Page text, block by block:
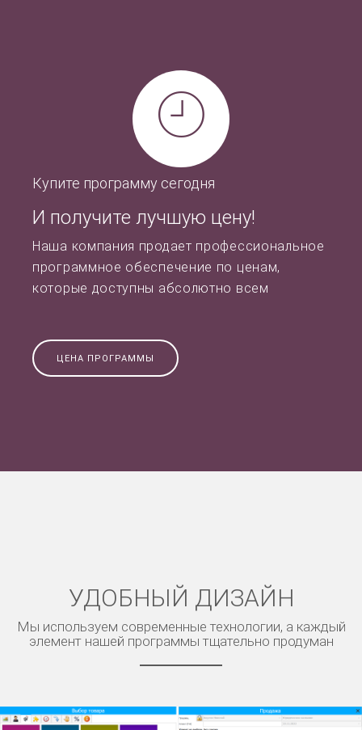
Купите программу сегодня
И получите лучшую цену!
Наша компания продает профессиональное
программное обеспечение по ценам,
которые доступны абсолютно всем
ЦЕНА ПРОГРАММЫ
УДОБНЫЙ ДИЗАЙН
Мы используем современные технологии, а каждый
элемент нашей программы тщательно продуман